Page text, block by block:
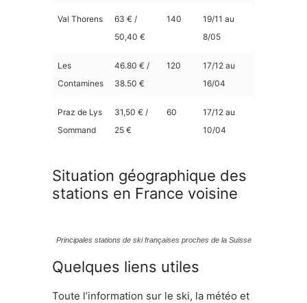
Val Thorens
63 € /
50,40 €
140
19/11 au
8/05
Les
Contamines
46.80 € /
38.50 €
120
17/12 au
16/04
Praz de Lys
Sommand
31,50 € /
25 €
60
17/12 au
10/04
Situation géographique des
stations en France voisine
Principales stations de ski françaises proches de la Suisse
Quelques liens utiles
Toute l’information sur le ski, la météo et